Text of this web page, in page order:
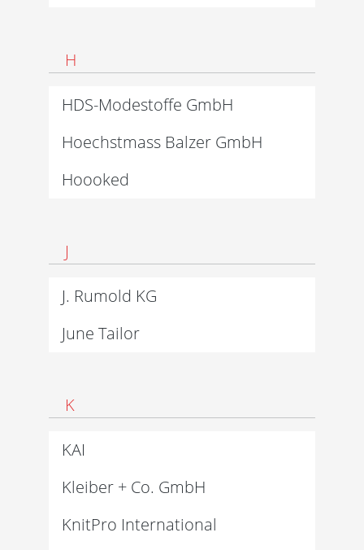
H
HDS-Modestoffe GmbH
Hoechstmass Balzer GmbH
Hoooked
J
J. Rumold KG
June Tailor
K
KAI
Kleiber + Co. GmbH
KnitPro International